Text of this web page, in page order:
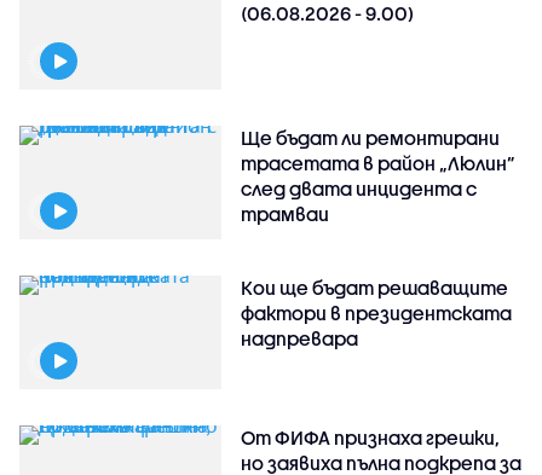
(06.08.2026 - 9.00)
Ще бъдат ли ремонтирани
трасетата в район „Люлин”
след двата инцидента с
трамваи
Кои ще бъдат решаващите
фактори в президентската
надпревара
От ФИФА признаха грешки,
но заявиха пълна подкрепа за